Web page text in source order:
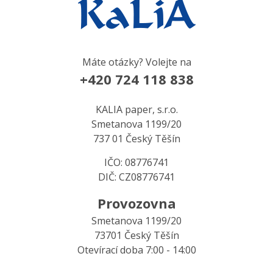
Máte otázky? Volejte na
+420 724 118 838
KALIA paper, s.r.o.
Smetanova 1199/20
737 01 Český Těšín
IČO: 08776741
DIČ: CZ08776741
Provozovna
Smetanova 1199/20
73701 Český Těšín
Otevírací doba 7:00 - 14:00